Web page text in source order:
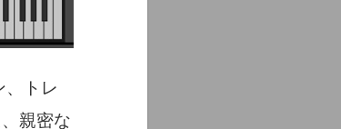
、トレ
親密な